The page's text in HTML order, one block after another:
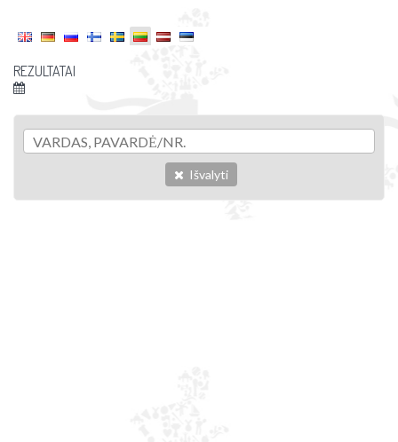
REZULTATAI
Išvalyti